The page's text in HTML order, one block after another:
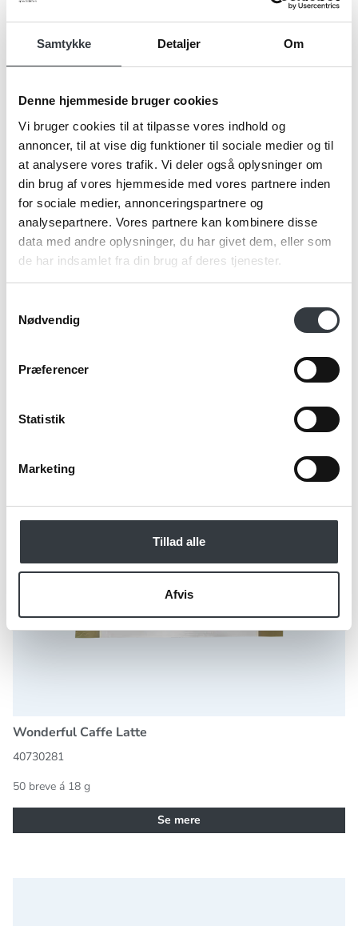
Samtykke Detaljer Om
Denne hjemmeside bruger cookies
Vi bruger cookies til at tilpasse vores indhold og
annoncer, til at vise dig funktioner til sociale medier og til
at analysere vores trafik. Vi deler også oplysninger om
din brug af vores hjemmeside med vores partnere inden
for sociale medier, annonceringspartnere og
analysepartnere. Vores partnere kan kombinere disse
data med andre oplysninger, du har givet dem, eller som
de har indsamlet fra din brug af deres tjenester.
Nødvendig
Præferencer
Statistik
Marketing
Tillad alle
Afvis
40730910
10 poser á 1.000 g
Se mere
Wonderful Caffe Latte
Wonderful Caffe Latte
40730281
50 breve á 18 g
Se mere